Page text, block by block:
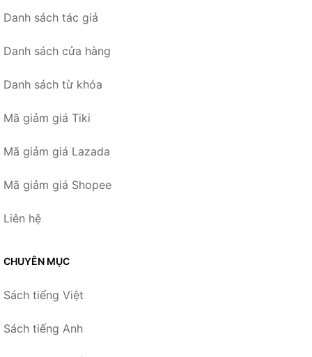
Danh sách tác giả
Danh sách cửa hàng
Danh sách từ khóa
Mã giảm giá Tiki
Mã giảm giá Lazada
Mã giảm giá Shopee
Liên hệ
CHUYÊN MỤC
Sách tiếng Việt
Sách tiếng Anh